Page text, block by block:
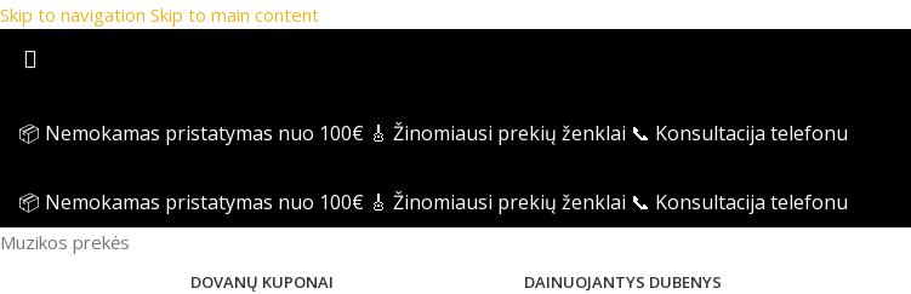
Skip to navigation Skip to main content
📦 Nemokamas pristatymas nuo 100€ 🎸 Žinomiausi prekių ženklai 📞 Konsultacija telefonu
📦 Nemokamas pristatymas nuo 100€ 🎸 Žinomiausi prekių ženklai 📞 Konsultacija telefonu
Muzikos prekės
DOVANŲ KUPONAI DAINUOJANTYS DUBENYS